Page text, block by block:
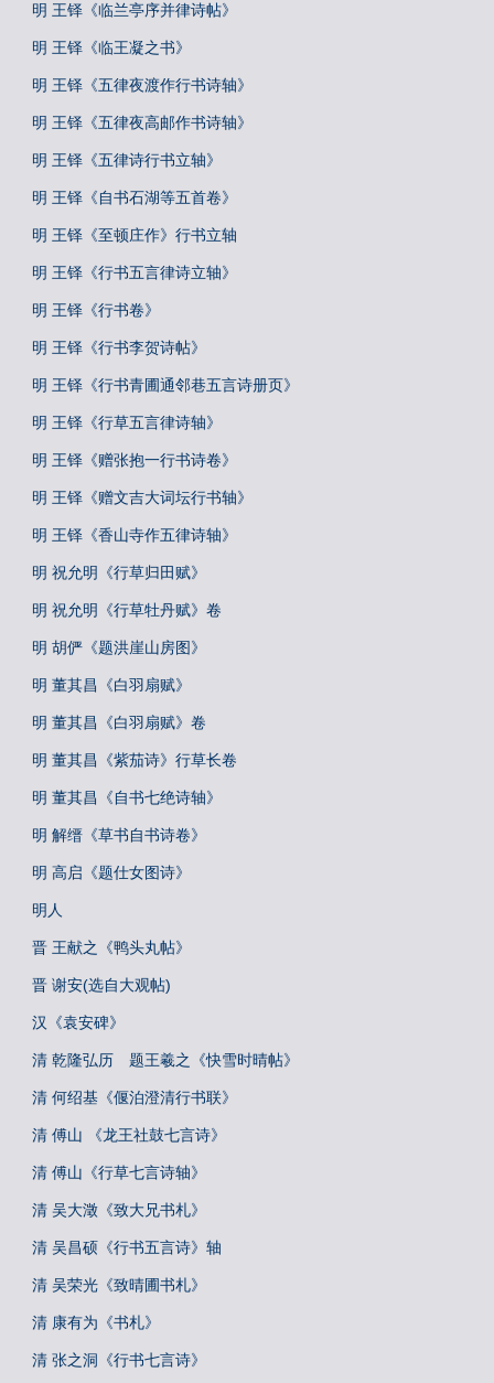
明 王铎《临兰亭序并律诗帖》
明 王铎《临王凝之书》
明 王铎《五律夜渡作行书诗轴》
明 王铎《五律夜高邮作书诗轴》
明 王铎《五律诗行书立轴》
明 王铎《自书石湖等五首卷》
明 王铎《至顿庄作》行书立轴
明 王铎《行书五言律诗立轴》
明 王铎《行书卷》
明 王铎《行书李贺诗帖》
明 王铎《行书青圃通邻巷五言诗册页》
明 王铎《行草五言律诗轴》
明 王铎《赠张抱一行书诗卷》
明 王铎《赠文吉大词坛行书轴》
明 王铎《香山寺作五律诗轴》
明 祝允明《行草归田赋》
明 祝允明《行草牡丹赋》卷
明 胡俨《题洪崖山房图》
明 董其昌《白羽扇赋》
明 董其昌《白羽扇赋》卷
明 董其昌《紫茄诗》行草长卷
明 董其昌《自书七绝诗轴》
明 解缙《草书自书诗卷》
明 高启《题仕女图诗》
明人
晋 王献之《鸭头丸帖》
晋 谢安(选自大观帖)
汉《袁安碑》
清 乾隆弘历 题王羲之《快雪时晴帖》
清 何绍基《偃泊澄清行书联》
清 傅山 《龙王社鼓七言诗》
清 傅山《行草七言诗轴》
清 吴大澂《致大兄书札》
清 吴昌硕《行书五言诗》轴
清 吴荣光《致晴圃书札》
清 康有为《书札》
清 张之洞《行书七言诗》